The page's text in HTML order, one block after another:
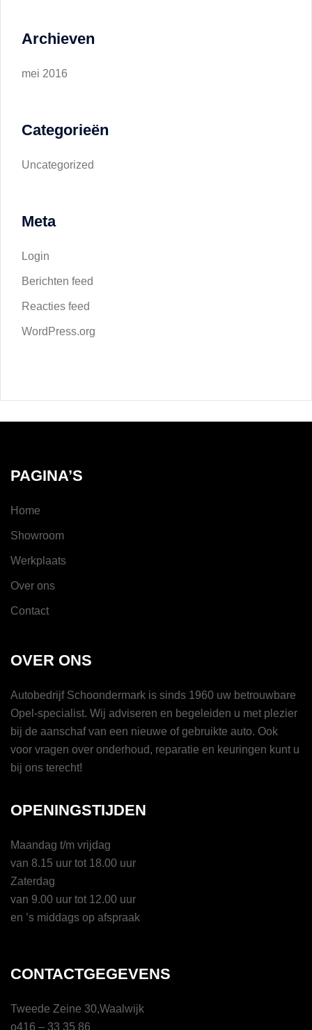
Archieven
mei 2016
Categorieën
Uncategorized
Meta
Login
Berichten feed
Reacties feed
WordPress.org
PAGINA’S
Home
Showroom
Werkplaats
Over ons
Contact
OVER ONS
Autobedrijf Schoondermark is sinds 1960 uw betrouwbare
Opel-specialist. Wij adviseren en begeleiden u met plezier
bij de aanschaf van een nieuwe of gebruikte auto. Ook
voor vragen over onderhoud, reparatie en keuringen kunt u
bij ons terecht!
OPENINGSTIJDEN
Maandag t/m vrijdag
van 8.15 uur tot 18.00 uur
Zaterdag
van 9.00 uur tot 12.00 uur
en ’s middags op afspraak
CONTACTGEGEVENS
Tweede Zeine 30,Waalwijk
o416 – 33 35 86